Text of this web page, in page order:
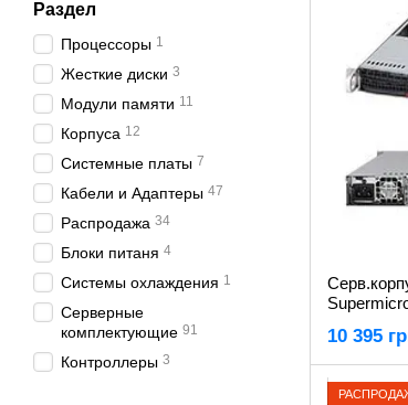
10 395
Раздел
Процессоры 1
Жесткие диски 3
Модули памяти 11
Корпуса 12
Системные платы 7
Кабели и Адаптеры 47
Распродажа 34
Блоки питаня 4
Системы охлаждения 1
Серверные
комплектующие 91
Контроллеры 3